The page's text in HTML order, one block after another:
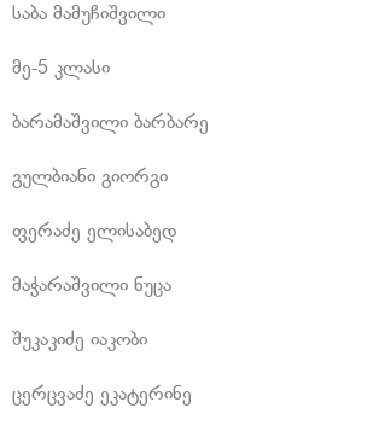
საბა მამუჩიშვილი
მე-5 კლასი
ბარამაშვილი ბარბარე
გულბიანი გიორგი
ფერაძე ელისაბედ
მაჭარაშვილი ნუცა
შუკაკიძე იაკობი
ცერცვაძე ეკატერინე